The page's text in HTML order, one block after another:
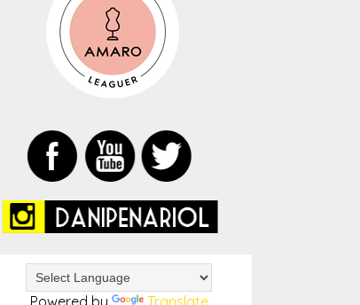
Powered by Translate